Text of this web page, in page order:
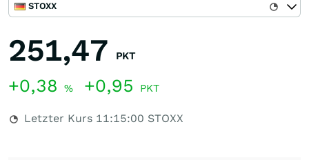
STOXX
251,47 PKT
+0,38 % +0,95 PKT
Letzter Kurs 11:15:00 STOXX